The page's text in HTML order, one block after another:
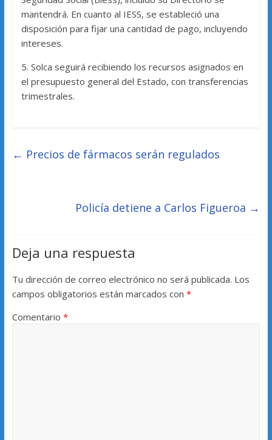
mantendrá. En cuanto al IESS, se estableció una
disposición para fijar una cantidad de pago, incluyendo
intereses.
5. Solca seguirá recibiendo los recursos asignados en
el presupuesto general del Estado, con transferencias
trimestrales.
← Precios de fármacos serán regulados
Policía detiene a Carlos Figueroa →
Deja una respuesta
Tu dirección de correo electrónico no será publicada. Los
campos obligatorios están marcados con *
Comentario *